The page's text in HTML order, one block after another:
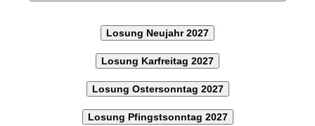
Losung Neujahr 2027
Losung Karfreitag 2027
Losung Ostersonntag 2027
Losung Pfingstsonntag 2027